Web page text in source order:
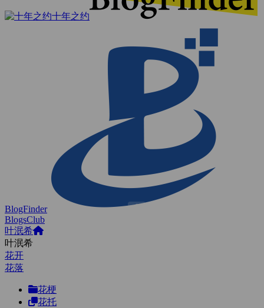
十年之约
BlogFinder
BlogsClub
叶泯希
叶泯希
花开
花落
花梗
花托